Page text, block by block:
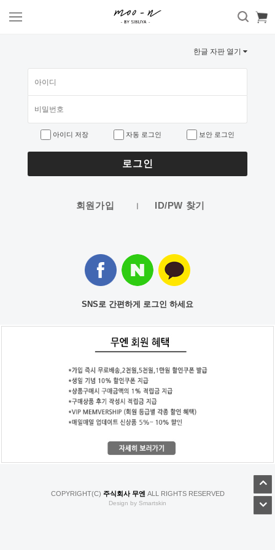
한글 자판 열기
아이디 저장 자동 로그인 보안 로그인
로그인
회원가입 ID/PW 찾기
SNS로 간편하게 로그인 하세요
COPYRIGHT(C) 주식회사 무엔 ALL RIGHTS RESERVED